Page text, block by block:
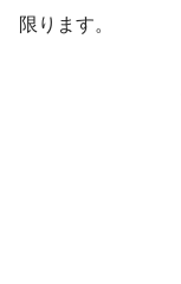
限ります。